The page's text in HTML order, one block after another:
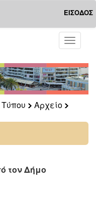
ΕΙΣΟΔΟΣ
Toggle
Αρχείο
τον Δήμο